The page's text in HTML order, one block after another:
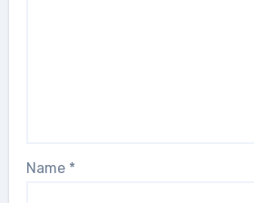
Name *